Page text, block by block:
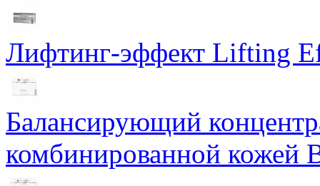
Лифтинг-эффект Lifting
Балансирующий
комбинированной кожей